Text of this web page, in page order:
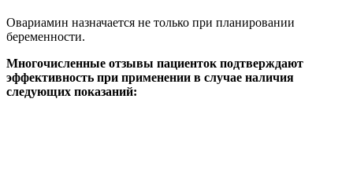
Овариамин назначается не только при планировании
беременности.
Многочисленные отзывы пациенток подтверждают
эффективность при применении в случае наличия
следующих показаний: